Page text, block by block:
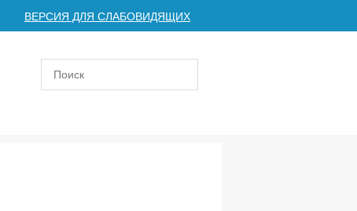
ВЕРСИЯ ДЛЯ СЛАБОВИДЯЩИХ